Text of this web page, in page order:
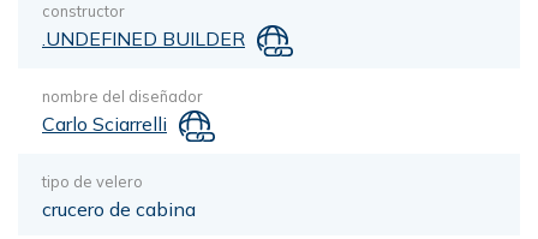
constructor
.UNDEFINED BUILDER
nombre del diseñador
Carlo Sciarrelli
tipo de velero
crucero de cabina